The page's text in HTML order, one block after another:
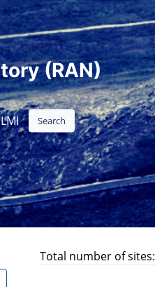
(RAN)
Total number of sites: